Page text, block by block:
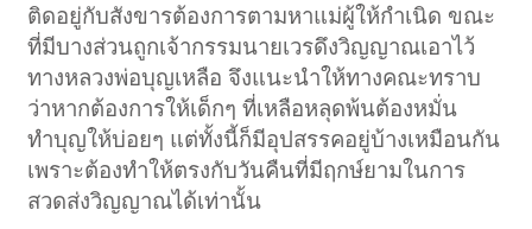
ติดอยู่กับสังขารต้องการตามหาแม่ผู้ให้กำเนิด ขณะ
ที่มีบางส่วนถูกเจ้ากรรมนายเวรดึงวิญญาณเอาไว้
ทางหลวงพ่อบุญเหลือ จึงแนะนำให้ทางคณะทราบ
ว่าหากต้องการให้เด็กๆ ที่เหลือหลุดพ้นต้องหมั่น
ทำบุญให้บ่อยๆ แต่ทั้งนี้ก็มีอุปสรรคอยู่บ้างเหมือนกัน
เพราะต้องทำให้ตรงกับวันคืนที่มีฤกษ์ยามในการ
สวดส่งวิญญาณได้เท่านั้น